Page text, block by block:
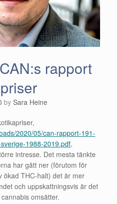
rapport
by Sara Heine
2020/05/can-rapport-191-
1988-2019.pdf,
intresse. Det mesta tänkte
har gått ner (förutom för
ökad THC-halt) det är mer
och uppskattningsvis är det
omsätter.